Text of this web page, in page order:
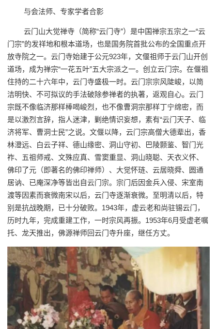
与会法师、专家学者合影
云门山大觉禅寺（简称“云门寺”）是中国禅宗五宗之一“云
门宗”的发祥地和根本道场，也是国务院首批公布的全国重点开
放寺院之一。云门寺始建于公元923年，文偃祖师于云门山开创
道场，成为禅宗“一花五叶”五大宗派之一。创立云门宗。在偃祖
住持的二十六年中，云门寺盛极一时。云门宗宗风陡峻，以简
洁明快、不可拟议的手法破除参禅者的执著，返观自心。云门
宗既不像临济那样棒喝峻烈，也不像曹洞宗那样丁宁绵密，而
是以激烈言辞，指人迷津，剿绝情识妄想，素有“云门天子、临
济将军、曹洞士民”之说。文偃以降，云门宗高僧大德辈出，香
林澄远、白云子祥、德山缘密、洞山守初、巴陵颢鉴、智门光
祚、五祖师戒、文殊应真、雪窦重显、洞山晓聪、天衣义怀、
佛印了元（即著名的佛印禅师）、大觉怀琏、云居晓舜、圆通
居讷、已庵深净等皆出自云门宗。宗门后因金兵入侵、宋室南
渡等因素而衰微南宋以后，云门寺逐渐衰微。至明清以后，特
别是抗战晚期，已十分破败。1943年，虚云老和尚驻锡云门，
历时九年，完成重建工作，一时宗风再振。1953年6月受虚老嘱
托、龙天推出，佛源禅师回云门寺升座，继任方丈。